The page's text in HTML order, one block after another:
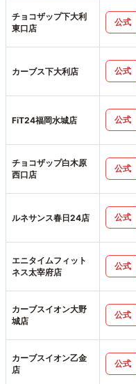
チョコザップ下大利
東口店
公式
カーブス下大利店 公式
FiT24福岡水城店 公式
チョコザップ白木原
西口店
公式
ルネサンス春日24店 公式
エニタイムフィット
ネス太宰府店
公式
カーブスイオン大野
城店
公式
カーブスイオン乙金
店
公式